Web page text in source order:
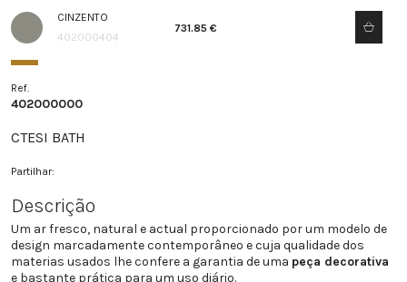
CINZENTO
402000404
731.85 €
Ref.
402000000
CTESI BATH
Partilhar:
Descrição
Um ar fresco, natural e actual proporcionado por um modelo de
design marcadamente contemporâneo e cuja qualidade dos
materias usados lhe confere a garantia de uma peça decorativa
e bastante prática para um uso diário.